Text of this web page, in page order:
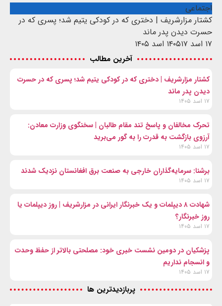
اجتماعی
کشتار مزارشریف | دختری که در کودکی یتیم شد؛ پسری که در
حسرت دیدن پدر ماند
۱۷ اسد ۱۴۰۵
۱۷ اسد ۱۴۰۵
آخرین مطالب
کشتار مزارشریف | دختری که در کودکی یتیم شد؛ پسری که در حسرت
دیدن پدر ماند
۱۷ اسد ۱۴۰۵
تحرک مخالفان و پاسخ تند مقام طالبان | سخنگوی وزارت معادن:
آرزوی بازگشت به قدرت را به گور می‌برید
۱۷ اسد ۱۴۰۵
برشنا: سرمایه‌گذاران خارجی به صنعت برق افغانستان نزدیک شدند
۱۷ اسد ۱۴۰۵
شهادت ۸ دیپلمات و یک خبرنگار ایرانی در مزارشریف | روز دیپلمات یا
روز خبرنگار؟
۱۷ اسد ۱۴۰۵
پزشکیان در دومین نشست خبری خود: مصلحتی بالاتر از حفظ وحدت
و انسجام نداریم
۱۷ اسد ۱۴۰۵
پربازدیدترین ها